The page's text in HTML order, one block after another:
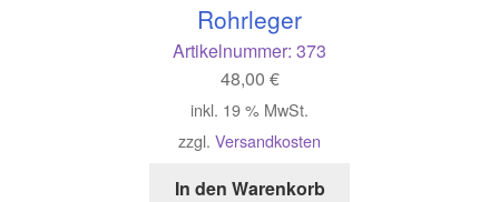
Rohrleger
Artikelnummer: 373
48,00 €
inkl. 19 % MwSt.
zzgl. Versandkosten
In den Warenkorb